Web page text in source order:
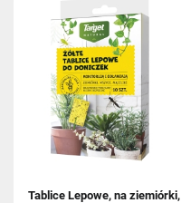
Tablice Lepowe, na ziemiórki,